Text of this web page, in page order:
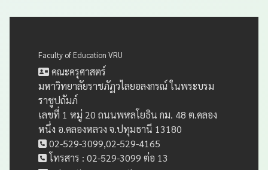
Faculty of Education VRU
คณะครุศาสตร์
มหาวิทยาลัยราชภัฏวไลยอลงกรณ์ ในพระบรม
ราชูปถัมภ์
เลขที่ 1 หมู่ 20 ถนนพหลโยธิน กม. 48 ต.คลอง
หนึ่ง อ.คลองหลวง จ.ปทุมธานี 13180
02-529-3099,02-529-4165
โทรสาร : 02-529-3099 ต่อ 13